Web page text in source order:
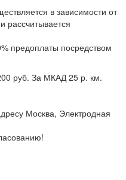
в зависимости от
рассчитывается
предоплаты посредством
руб. За МКАД 25 р. км.
Москва, Электродная